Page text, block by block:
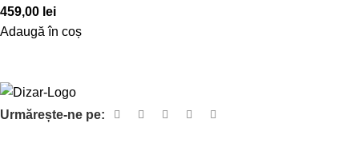
459,00 lei
Adaugă în coș
Urmărește-ne pe: